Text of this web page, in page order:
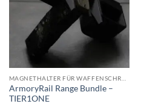
ArmoryRail Range Bundle –
TIER1ONE